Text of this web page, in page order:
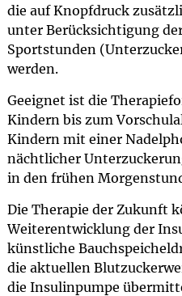
die auf Knopfdruck
unter Berücksichtigung
Sportstunden
werden.
Geeignet ist die
Kindern bis zum
Kindern mit einer
nächtlicher
in den frühen
Die Therapie der Zukunft
Weiterentwicklung der
künstliche
die aktuellen
die Insulinpumpe